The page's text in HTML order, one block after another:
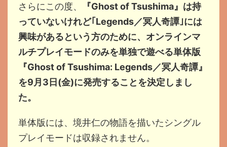
さらにこの度、
『Ghost of Tsushima』は持
っていないけれど｢Legends／冥人奇譚｣には
興味があるという方のために、オンラインマ
ルチプレイモードのみを単独で遊べる単体版
『Ghost of Tsushima: Legends／冥人奇譚』
を9月3日(金)に発売することを決定しまし
た。
単体版には、境井仁の物語を描いたシングル
プレイモードは収録されません。